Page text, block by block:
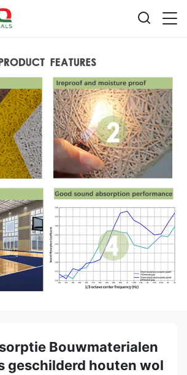
Bouwmaterialen
geschilderd houten wol